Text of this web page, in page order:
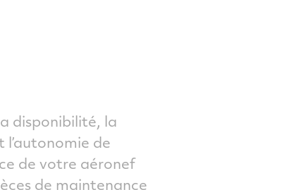
disponibilité, la
de
de votre aéronef
de maintenance